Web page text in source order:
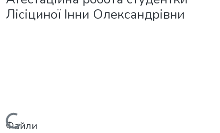
Лісіциної Інни Олександрівни
Вантажиться...
Файли